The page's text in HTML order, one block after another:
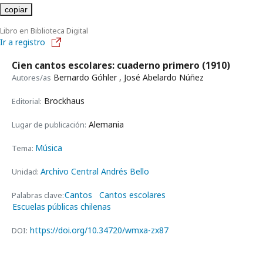
copiar
Libro en Biblioteca Digital
Ir a registro
Cien cantos escolares: cuaderno primero (1910)
Autores/as Bernardo Góhler , José Abelardo Núñez
Editorial: Brockhaus
Lugar de publicación: Alemania
Tema: Música
Unidad: Archivo Central Andrés Bello
Palabras clave:Cantos
Cantos escolares
Escuelas públicas chilenas
DOI: https://doi.org/10.34720/wmxa-zx87